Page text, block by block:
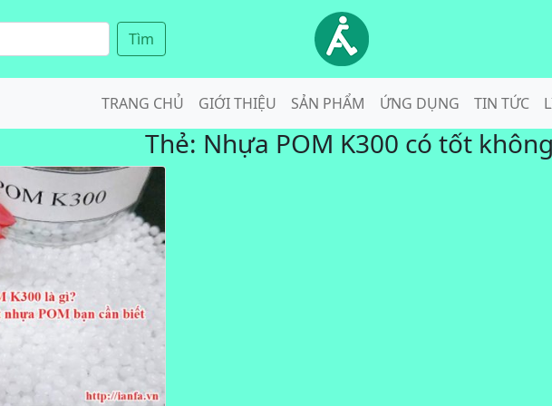
Tìm
TRANG CHỦ GIỚI THIỆU SẢN PHẨM ỨNG DỤNG TIN TỨC
Thẻ: Nhựa POM K300 có tốt không